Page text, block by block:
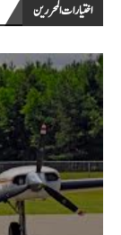
اختيارات المحررين